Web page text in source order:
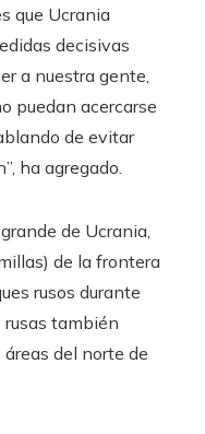
que Ucrania
decisivas
a nuestra gente,
puedan acercarse
de evitar
ha agregado.
de Ucrania,
de la frontera
rusos durante
rusas también
del norte de